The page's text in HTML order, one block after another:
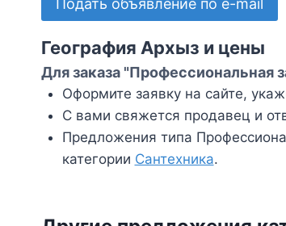
География Архыз и цены
Для заказа "Профессиональная
Оформите заявку на сайте,
С вами свяжется продавец и
Предложения типа
категории Сантехника.